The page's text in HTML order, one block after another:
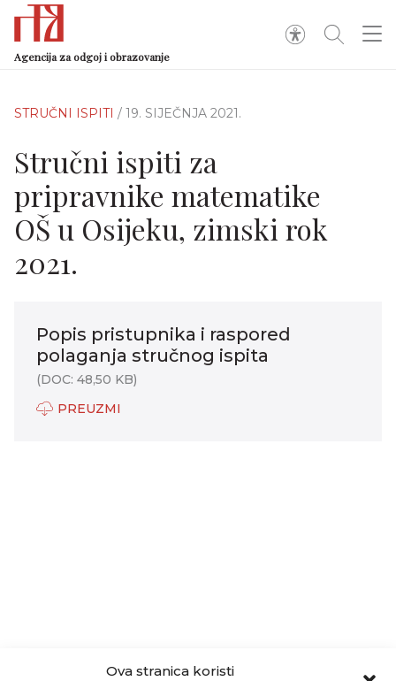
Ova stranica koristi
Agencija za odgoj i obrazovanje
STRUČNI ISPITI / 19. SIJEČNJA 2021.
Stručni ispiti za
pripravnike matematike
OŠ u Osijeku, zimski rok
2021.
Popis pristupnika i raspored
polaganja stručnog ispita
(DOC: 48,50 KB)
PREUZMI